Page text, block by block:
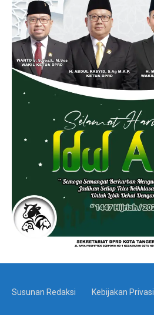
Susunan Redaksi Kebijakan Privasi